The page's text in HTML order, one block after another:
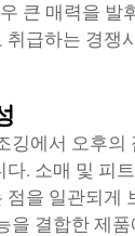
큰 매력을 발
급하는 경쟁
에서 오후
. 소매 및 피
을 일관되게
결합한 제